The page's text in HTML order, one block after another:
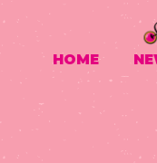
HOME